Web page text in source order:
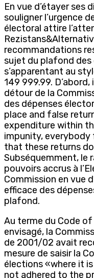
En vue d’étayer ses
souligner l’urgence
électoral attire
recommandations
sujet du plafond des
s’apparentant au
149 999.99.
détour de la
des dépenses
place and false
expenditure within
impunity,
that these returns
Subséquemment, le
pouvoirs accrus à
Commission en vue
efficace des
plafond.
Au terme du Code
envisagé, la
de 2001/02 avait
mesure de saisir la
élections «where it
not adhered to the